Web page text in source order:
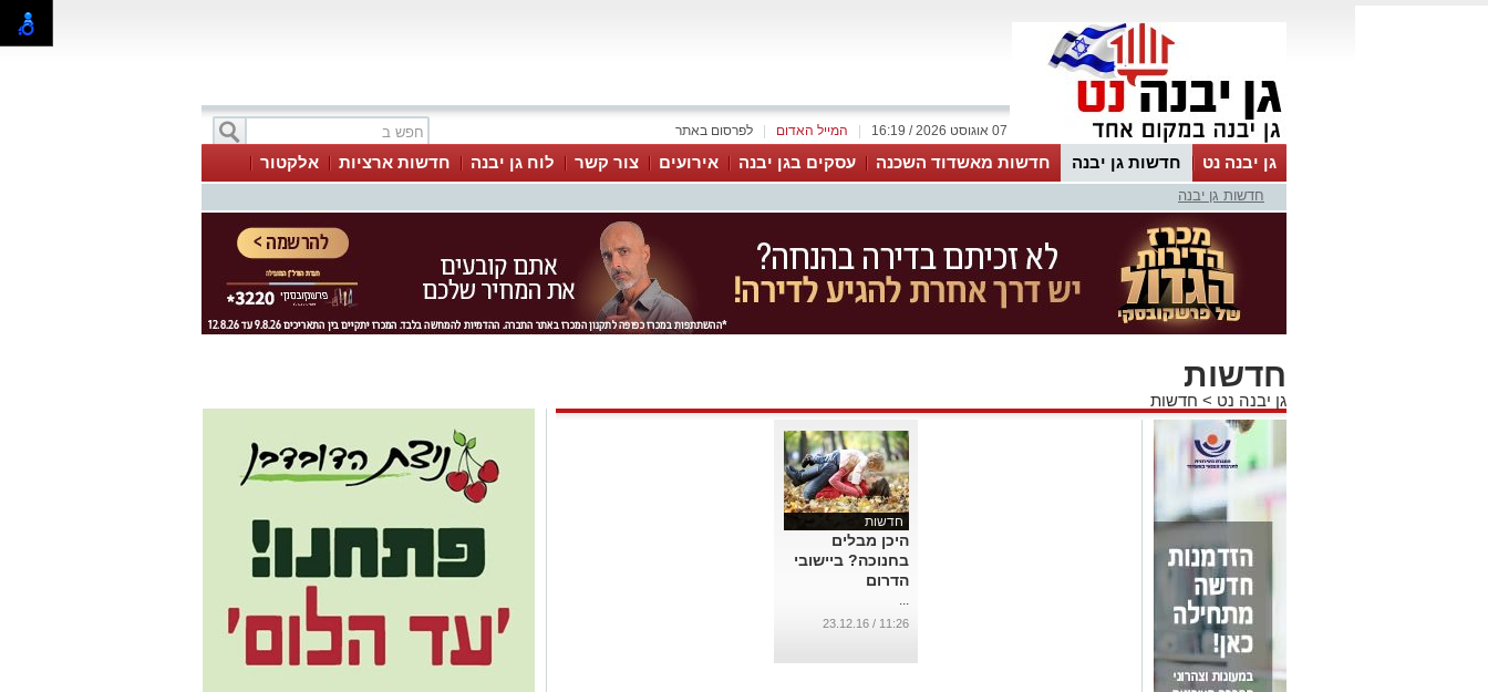
לפרסום באתר המייל האדום 07 אוגוסט 2026 / 16:19
גן יבנה נט חדשות גן יבנה חדשות מאשדוד השכנה עסקים בגן יבנה אירועים צור קשר לוח גן יבנה חדשות ארציות
אלקטור
MyKehila
חדשות גן יבנה
חדשות
גן יבנה נט > חדשות
חדשות
היכן מבלים
בחנוכה? ביישובי
הדרום
...
11:26 / 23.12.16